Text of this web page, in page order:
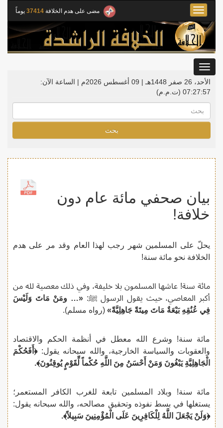
مضى على هدم الخلافة 37414 يوماً
Toggle
navigation
الأحد، 26 صفر 1448هـ | 09 أغسطس 2026م |
الساعة الآن:
07:27:58 (ت.م.م)
بحث
بيان صحفي مائة عام دون
خلافة!
يحلّ على المسلمين شهر رجب لهذا العام وقد مر على هدم
الخلافة نحو مائة سنة!
مائة سنة! عاشها المسلمون بلا خليفة، وفي ذلك معصية لله من
أكبر المعاصي، حيث يقول الرسول ﷺ: «… ومَنْ مَاتَ وَلَيْسَ
فِي عُنُقِهِ بَيْعَةٌ مَاتَ مِيتَةً جَاهِلِيَّةً» (رواه مسلم).
مائة سنة! وشرع الله معطل في أنظمة الحكم والاقتصاد
والعقوبات والسياسة الخارجية، والله سبحانه يقول: ﴿أَفَحُكْمَ
الْجَاهِلِيَّةِ يَبْغُونَ وَمَنْ أَحْسَنُ مِنَ اللَّهِ حُكْماً لِّقَوْمٍ يُوقِنُونَ﴾.
مائة سنة! وبلاد المسلمين تابعة للغرب الكافر المستعمر؛
يستغلها في بسط نفوذه وتحقيق مصالحه، والله سبحانه يقول:
﴿وَلَنْ يَجْعَلَ اللَّهُ لِلْكَافِرِينَ عَلَى الْمُؤْمِنِينَ سَبِيلاً﴾.